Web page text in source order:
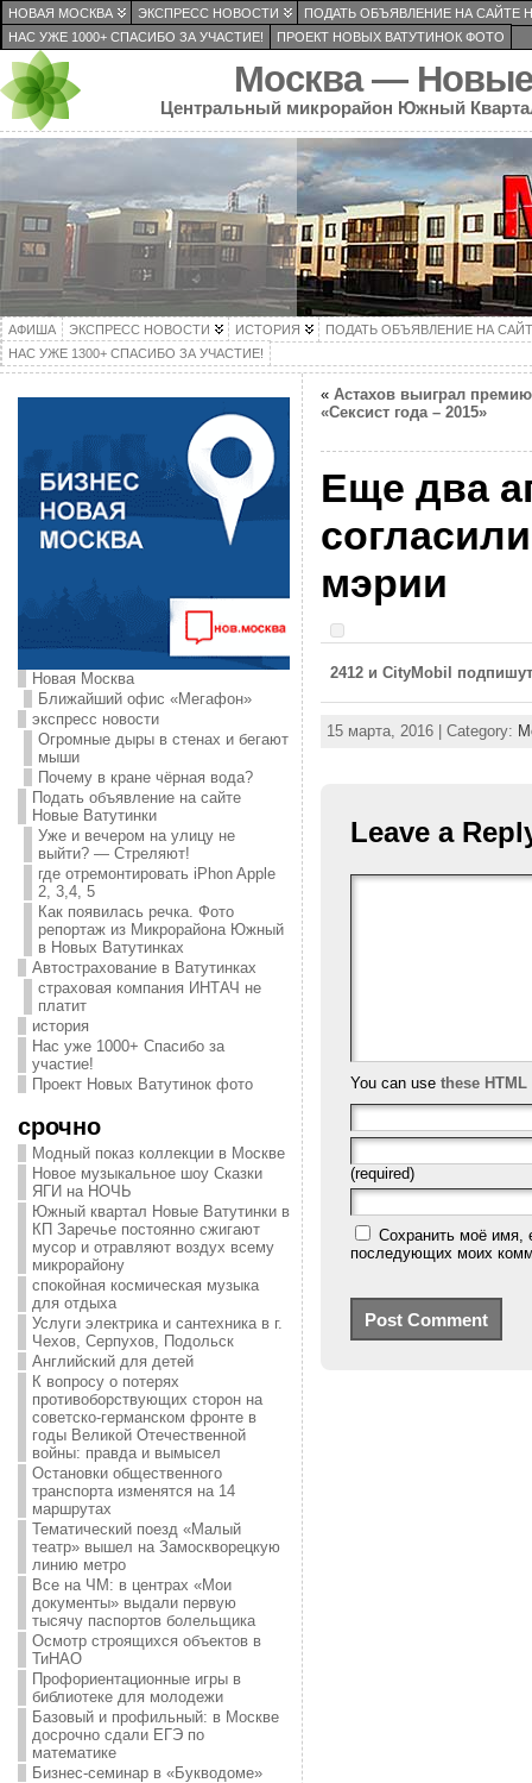
НОВАЯ МОСКВА ЭКСПРЕСС НОВОСТИ
ПОДАТЬ ОБЪЯВЛЕНИЕ НА САЙТЕ
НАС УЖЕ 1000+ СПАСИБО ЗА УЧАСТИЕ!
ПРОЕКТ НОВЫХ ВАТУТИНОК ФОТО
Москва — Новые
Центральный микрорайон Южный
АФИША ЭКСПРЕСС НОВОСТИ ИСТОРИЯ
ПОДАТЬ ОБЪЯВЛЕНИЕ НА
НАС УЖЕ 1300+ СПАСИБО ЗА УЧАСТИЕ!
Новая Москва
Ближайший офис «Мегафон»
экспресс новости
Огромные дыры в стенах и бегают
мыши
Почему в кране чёрная вода?
Подать объявление на сайте
Новые Ватутинки
Уже и вечером на улицу не
выйти? — Стреляют!
где отремонтировать iPhon Apple
2, 3,4, 5
Как появилась речка. Фото
репортаж из Микрорайона Южный
в Новых Ватутинках
Автострахование в Ватутинках
страховая компания ИНТАЧ не
платит
история
Нас уже 1000+ Спасибо за
участие!
Проект Новых Ватутинок фото
срочно
Модный показ коллекции в Москве
Новое музыкальное шоу Сказки
ЯГИ на НОЧЬ
Южный квартал Новые Ватутинки в
КП Заречье постоянно сжигают
мусор и отравляют воздух всему
микрорайону
спокойная космическая музыка
для отдыха
Услуги электрика и сантехника в г.
Чехов, Серпухов, Подольск
Английский для детей
К вопросу о потерях
противоборствующих сторон на
советско-германском фронте в
годы Великой Отечественной
войны: правда и вымысел
Остановки общественного
транспорта изменятся на 14
маршрутах
Тематический поезд «Малый
театр» вышел на Замоскворецкую
линию метро
Все на ЧМ: в центрах «Мои
документы» выдали первую
тысячу паспортов болельщика
Осмотр строящихся объектов в
ТиНАО
Профориентационные игры в
библиотеке для молодежи
Базовый и профильный: в Москве
досрочно сдали ЕГЭ по
математике
Бизнес-семинар в «Букводоме»
« Астахов выиграл премию
«Сексист года – 2015»
Еще два
мэрии
2412 и CityMobil
15 марта, 2016 | Category:
Leave a
You can use these HTML
(required)
Сохранить моё имя,
последующих моих